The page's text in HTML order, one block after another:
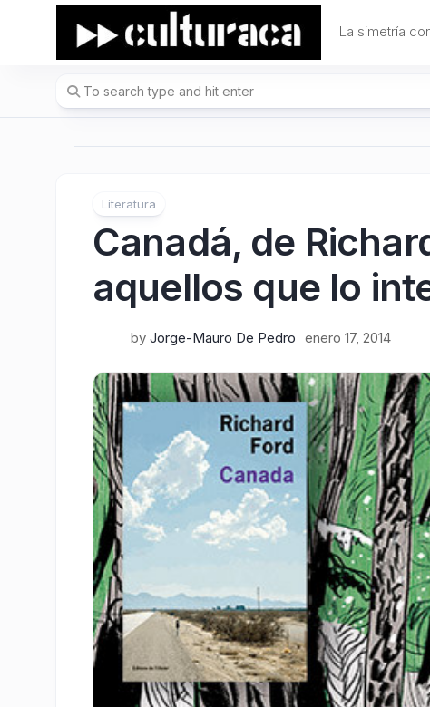
La simetría
Literatura
Canadá, de
aquellos que lo
by Jorge-Mauro De Pedro enero 17, 2014